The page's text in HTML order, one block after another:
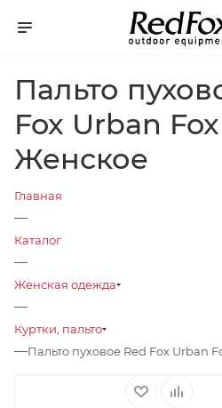
Пальто
Fox Urban
Женское
Главная
—
Каталог
—
Женская одежда
—
Куртки, пальто
—Пальто пуховое Red Fox Urban